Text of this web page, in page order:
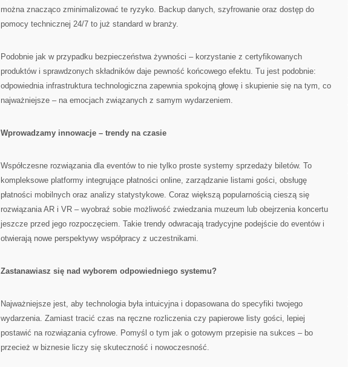
można znacząco zminimalizować te ryzyko. Backup danych, szyfrowanie oraz dostęp do
pomocy technicznej 24/7 to już standard w branży.
Podobnie jak w przypadku bezpieczeństwa żywności – korzystanie z certyfikowanych
produktów i sprawdzonych składników daje pewność końcowego efektu. Tu jest podobnie:
odpowiednia infrastruktura technologiczna zapewnia spokojną głowę i skupienie się na tym, co
najważniejsze – na emocjach związanych z samym wydarzeniem.
Wprowadzamy innowacje – trendy na czasie
Współczesne rozwiązania dla eventów to nie tylko proste systemy sprzedaży biletów. To
kompleksowe platformy integrujące płatności online, zarządzanie listami gości, obsługę
płatności mobilnych oraz analizy statystykowe. Coraz większą popularnością cieszą się
rozwiązania AR i VR – wyobraź sobie możliwość zwiedzania muzeum lub obejrzenia koncertu
jeszcze przed jego rozpoczęciem. Takie trendy odwracają tradycyjne podejście do eventów i
otwierają nowe perspektywy współpracy z uczestnikami.
Zastanawiasz się nad wyborem odpowiedniego systemu?
Najważniejsze jest, aby technologia była intuicyjna i dopasowana do specyfiki twojego
wydarzenia. Zamiast tracić czas na ręczne rozliczenia czy papierowe listy gości, lepiej
postawić na rozwiązania cyfrowe. Pomyśl o tym jak o gotowym przepisie na sukces – bo
przecież w biznesie liczy się skuteczność i nowoczesność.